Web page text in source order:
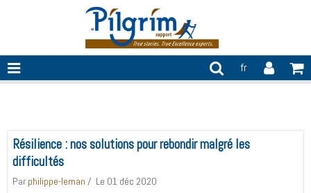
fr
Résilience : nos solutions pour rebondir malgré les
difficultés
Par philippe-leman Le 01 déc 2020